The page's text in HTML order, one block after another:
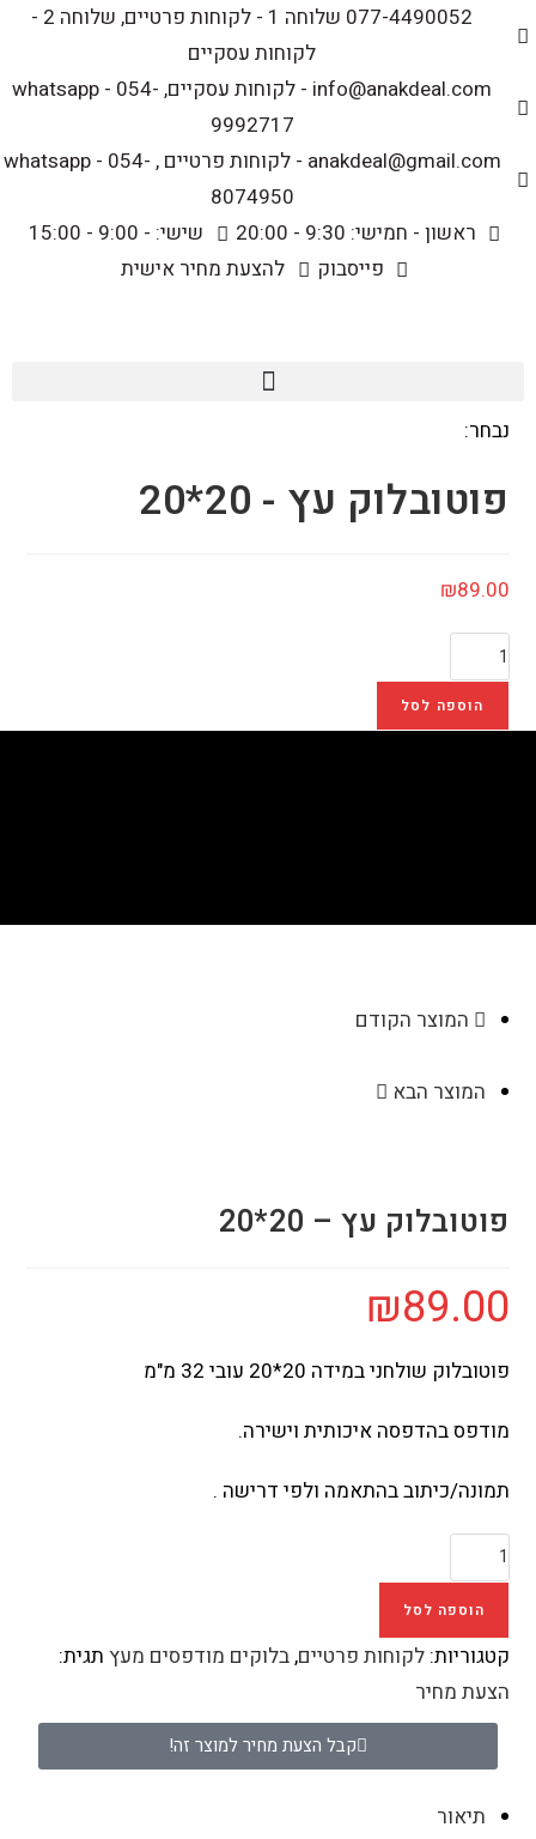
077-4490052 שלוחה 1 - לקוחות פרטיים, שלוחה 2 -
לקוחות עסקיים
info@anakdeal.com - לקוחות עסקיים, whatsapp - 054-
9992717
anakdeal@gmail.com - לקוחות פרטיים , whatsapp - 054-
8074950
ראשון - חמישי: 9:30 - 20:00
שישי: - 9:00 - 15:00
פייסבוק
להצעת מחיר אישית
נבחר:
פוטובלוק עץ - 20*20
₪89.00
הוספה לסל
המוצר הקודם
המוצר הבא
פוטובלוק עץ – 20*20
₪89.00
פוטובלוק שולחני במידה 20*20 עובי 32 מ"מ
מודפס בהדפסה איכותית וישירה.
תמונה/כיתוב בהתאמה ולפי דרישה .
הוספה לסל
קטגוריות:לקוחות פרטיים,בלוקים מודפסים מעץתגית:
הצעת מחיר
קבל הצעת מחיר למוצר זה!
תיאור